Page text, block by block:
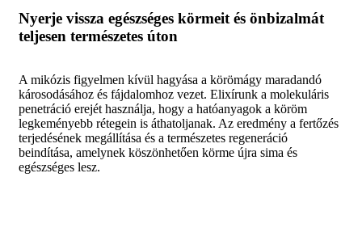
Nyerje vissza egészséges körmeit és önbizalmát
teljesen természetes úton
A mikózis figyelmen kívül hagyása a körömágy maradandó
károsodásához és fájdalomhoz vezet. Elixírunk a molekuláris
penetráció erejét használja, hogy a hatóanyagok a köröm
legkeményebb rétegein is áthatoljanak. Az eredmény a fertőzés
terjedésének megállítása és a természetes regeneráció
beindítása, amelynek köszönhetően körme újra sima és
egészséges lesz.